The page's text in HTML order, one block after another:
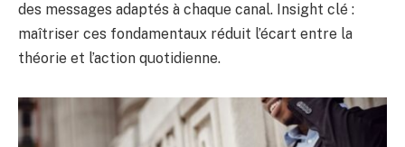
des messages adaptés à chaque canal. Insight clé :
maîtriser ces fondamentaux réduit l’écart entre la
théorie et l’action quotidienne.